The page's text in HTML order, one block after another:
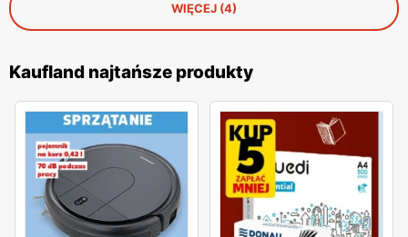
WIĘCEJ (4)
Kaufland najtańsze produkty